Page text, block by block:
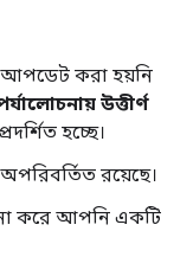
আপডেট করা হয়নি
উত্তীর্ণ
হচ্ছে।
রয়েছে।
করে আপনি একটি